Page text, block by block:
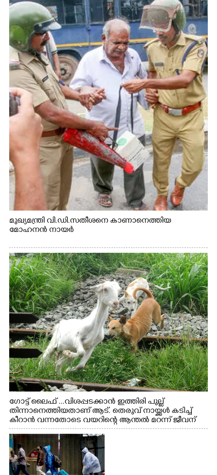
മുഖ്യമന്ത്രി വി.ഡി.സതീശനെ കാണാനെത്തിയ
മോഹനൻ നായർ
ഗോട്ട് ലൈഫ് ...വിശപ്പടക്കാൻ ഇത്തിരി പുല്ല്
തിന്നാനെത്തിയതാണ് ആട്. തെരുവ് നായ്ക്കൾ കടിച്ച്
കീറാൻ വന്നതോടെ വയറിന്റെ ആന്തൽ മറന്ന് ജീവന്
വേണ്ടിയായി ഓട്ടം. എറണാകുളം വാത്തുരുത്തിയിൽ
നിന്നുള്ള കാഴ്ച